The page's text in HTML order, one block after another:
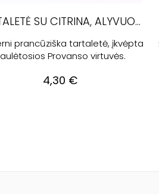
TARTALETĖ SU CITRINA, ALYVUOGĖMIS IR IMBIERU
prancūziška tartaletė, įkvėpta
Provanso virtuvės.
4,30 €